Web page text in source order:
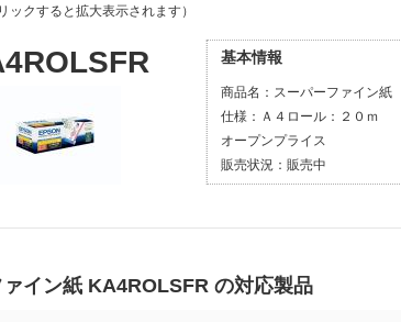
ックすると拡大表示されます）
基本情報
商品名： スーパーファイン紙
仕様： Ａ４ロール：２０ｍ
オープンプライス
販売状況： 販売中
イン紙 KA4ROLSFR の対応製品